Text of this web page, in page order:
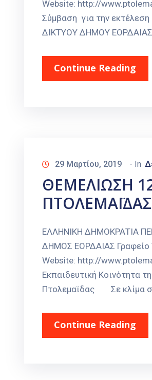
Website: http://
Σύμβαση για την
ΔΙΚΤΥΟΥ ΔΗΜΟΥ
Continue Reading
29 Μαρτίου, 2019 - In
ΘΕΜΕΛΙΩΣΗ
ΠΤΟΛΕΜΑΪΔΑΣ
ΕΛΛΗΝΙΚΗ ΔΗΜΟΚΡΑΤΙΑ
ΔΗΜΟΣ ΕΟΡΔΑΙΑΣ Γραφείο
Website: http://
Εκπαιδευτική Κοινότητα
Πτολεμαϊδας Σε κλίμα
Continue Reading